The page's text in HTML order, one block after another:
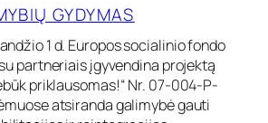
GYDYMAS
1 d. Europos socialinio fondo
partneriais įgyvendina projektą
priklausomas!“ Nr. 07-004-P-
atsiranda galimybė gauti